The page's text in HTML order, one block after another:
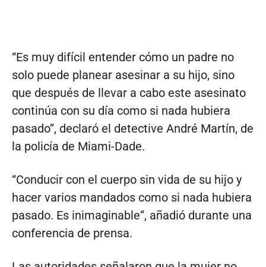
“Es muy difícil entender cómo un padre no
solo puede planear asesinar a su hijo, sino
que después de llevar a cabo este asesinato
continúa con su día como si nada hubiera
pasado”, declaró el detective André Martín, de
la policía de Miami-Dade.
“Conducir con el cuerpo sin vida de su hijo y
hacer varios mandados como si nada hubiera
pasado. Es inimaginable”, añadió durante una
conferencia de prensa.